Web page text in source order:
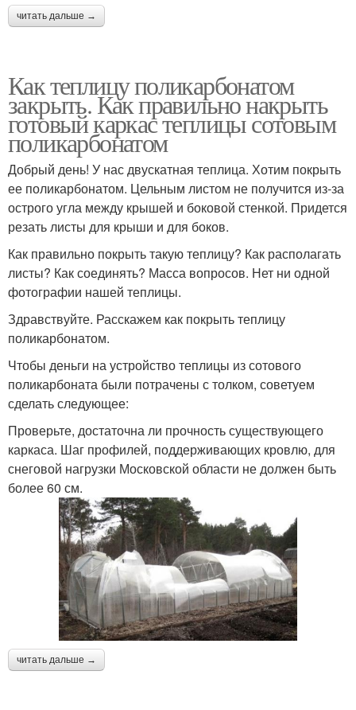
читать дальше →
Как теплицу поликарбонатом
закрыть. Как правильно накрыть
готовый каркас теплицы сотовым
поликарбонатом
Добрый день! У нас двускатная теплица. Хотим покрыть
ее поликарбонатом. Цельным листом не получится из-за
острого угла между крышей и боковой стенкой. Придется
резать листы для крыши и для боков.
Как правильно покрыть такую теплицу? Как располагать
листы? Как соединять? Масса вопросов. Нет ни одной
фотографии нашей теплицы.
Здравствуйте. Расскажем как покрыть теплицу
поликарбонатом.
Чтобы деньги на устройство теплицы из сотового
поликарбоната были потрачены с толком, советуем
сделать следующее:
Проверьте, достаточна ли прочность существующего
каркаса. Шаг профилей, поддерживающих кровлю, для
снеговой нагрузки Московской области не должен быть
более 60 см.
читать дальше →